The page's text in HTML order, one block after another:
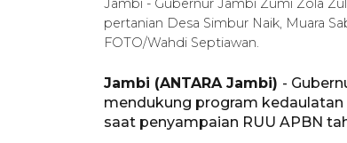
Jambi - Gubernur Jambi Zumi Zola
pertanian Desa Simbur Naik, Muara
FOTO/Wahdi Septiawan.
Jambi (ANTARA Jambi) -
mendukung program
saat penyampaian RUU APBN